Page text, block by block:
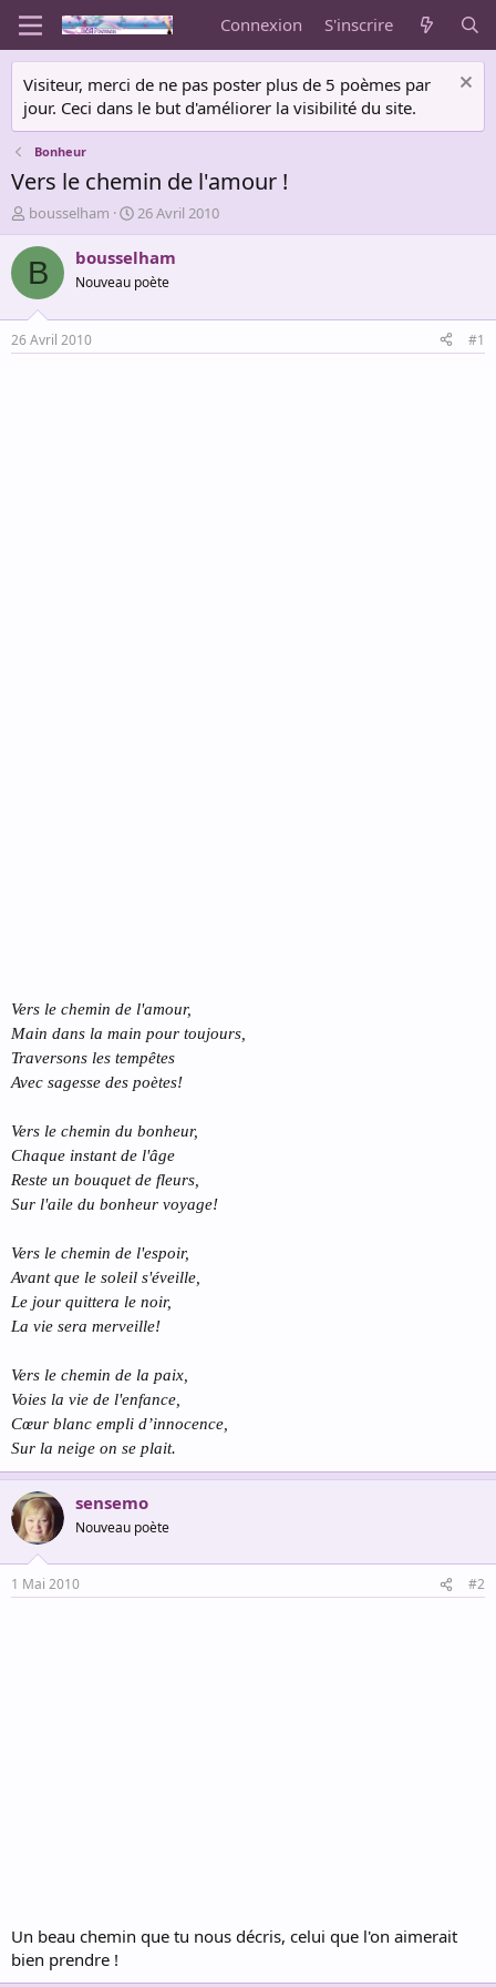
Connexion S'inscrire
Visiteur, merci de ne pas poster plus de 5 poèmes par
jour. Ceci dans le but d'améliorer la visibilité du site.
Bonheur
Vers le chemin de l'amour !
A
u
t
e
r
d
e
bousselham
D
a
t
d
é
26 Avril 2010
B bousselham
Nouveau poète
26 Avril 2010 #1
Vers le chemin de l'amour,
Main dans la main pour toujours,
Traversons les tempêtes
Avec sagesse des poètes!
Vers le chemin du bonheur,
Chaque instant de l'âge
Reste un bouquet de fleurs,
Sur l'aile du bonheur voyage!
Vers le chemin de l'espoir,
Avant que le soleil s'éveille,
Le jour quittera le noir,
La vie sera merveille!
Vers le chemin de la paix,
Voies la vie de l'enfance,
Cœur blanc empli d’innocence,
Sur la neige on se plait.
sensemo
Nouveau poète
1 Mai 2010 #2
Un beau chemin que tu nous décris, celui que l'on aimerait
bien prendre !